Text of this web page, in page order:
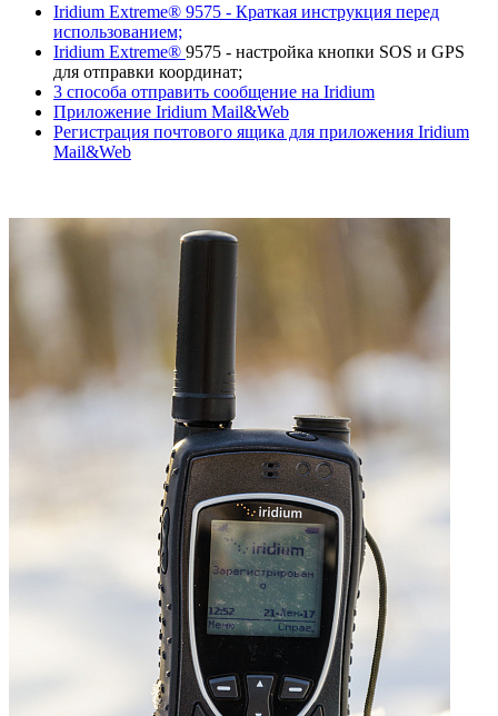
Iridium Extreme® 9575 - Краткая инструкция перед
использованием;
Iridium Extreme® 9575 - настройка кнопки SOS и GPS
для отправки координат;
3 способа отправить сообщение на Iridium
Приложение Iridium Mail&Web
Регистрация почтового ящика для приложения Iridium
Mail&Web